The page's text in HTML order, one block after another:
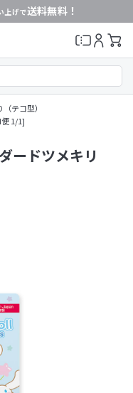
上げで送料無料！
テコ型）
1/1]
ードツメキリ